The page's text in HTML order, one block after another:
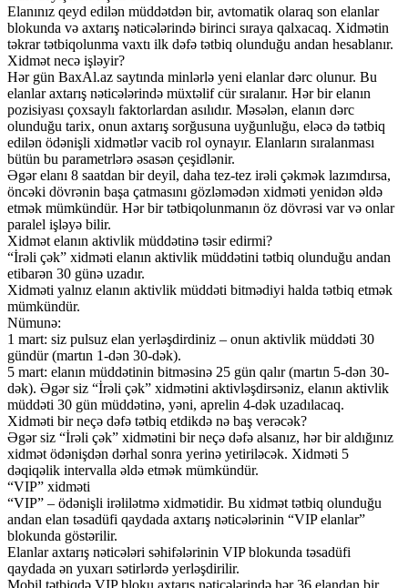
Elanınız qeyd edilən müddətdən bir, avtomatik olaraq son elanlar
blokunda və axtarış nəticələrində birinci sıraya qalxacaq. Xidmətin
təkrar tətbiqolunma vaxtı ilk dəfə tətbiq olunduğu andan hesablanır.
Xidmət necə işləyir?
Hər gün BaxAl.az saytında minlərlə yeni elanlar dərc olunur. Bu
elanlar axtarış nəticələrində müxtəlif cür sıralanır. Hər bir elanın
pozisiyası çoxsaylı faktorlardan asılıdır. Məsələn, elanın dərc
olunduğu tarix, onun axtarış sorğusuna uyğunluğu, eləcə də tətbiq
edilən ödənişli xidmətlər vacib rol oynayır. Elanların sıralanması
bütün bu parametrlərə əsasən çeşidlənir.
Əgər elanı 8 saatdan bir deyil, daha tez-tez irəli çəkmək lazımdırsa,
öncəki dövrənin başa çatmasını gözləmədən xidməti yenidən əldə
etmək mümkündür. Hər bir tətbiqolunmanın öz dövrəsi var və onlar
paralel işləyə bilir.
Xidmət elanın aktivlik müddətinə təsir edirmi?
“İrəli çək” xidməti elanın aktivlik müddətini tətbiq olunduğu andan
etibarən 30 günə uzadır.
Xidməti yalnız elanın aktivlik müddəti bitmədiyi halda tətbiq etmək
mümkündür.
Nümunə:
1 mart: siz pulsuz elan yerləşdirdiniz – onun aktivlik müddəti 30
gündür (martın 1-dən 30-dək).
5 mart: elanın müddətinin bitməsinə 25 gün qalır (martın 5-dən 30-
dək). Əgər siz “İrəli çək” xidmətini aktivləşdirsəniz, elanın aktivlik
müddəti 30 gün müddətinə, yəni, aprelin 4-dək uzadılacaq.
Xidməti bir neçə dəfə tətbiq etdikdə nə baş verəcək?
Əgər siz “İrəli çək” xidmətini bir neçə dəfə alsanız, hər bir aldığınız
xidmət ödənişdən dərhal sonra yerinə yetiriləcək. Xidməti 5
dəqiqəlik intervalla əldə etmək mümkündür.
“VIP” xidməti
“VIP” – ödənişli irəlilətmə xidmətidir. Bu xidmət tətbiq olunduğu
andan elan təsadüfi qaydada axtarış nəticələrinin “VIP elanlar”
blokunda göstərilir.
Elanlar axtarış nəticələri səhifələrinin VIP blokunda təsadüfi
qaydada ən yuxarı sətirlərdə yerləşdirilir.
Mobil tətbiqdə VIP bloku axtarış nəticələrində hər 36 elandan bir